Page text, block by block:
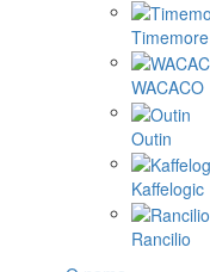
Timemore
WACACO
Outin
Kaffelogic
Rancilio